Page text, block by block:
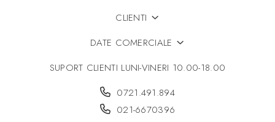
CLIENTI
DATE COMERCIALE
SUPORT CLIENTI LUNI-VINERI 10.00-18.00
0721.491.894
021-6670396